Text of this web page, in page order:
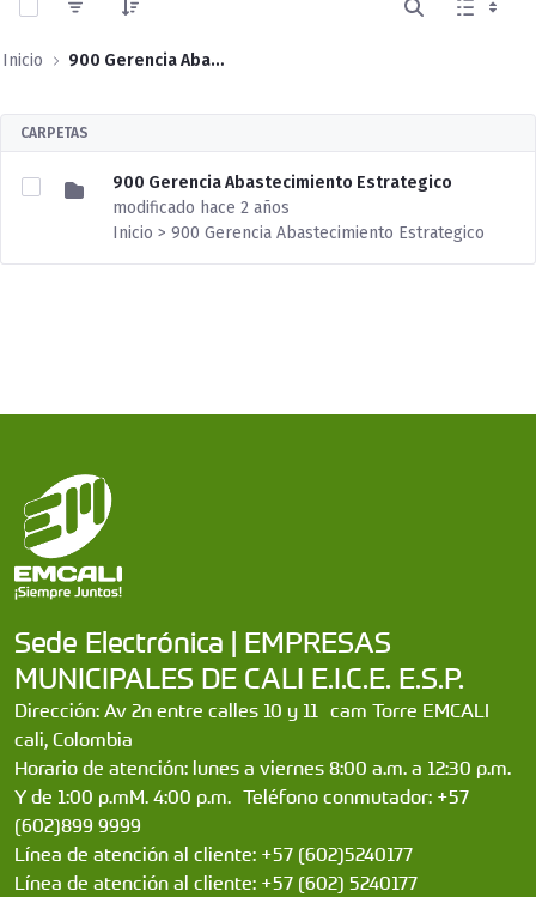
Inicio 900 Gerencia Abastecimiento Estrategico
CARPETAS
900 Gerencia Abastecimiento Estrategico
modificado hace 2 años
Inicio > 900 Gerencia Abastecimiento Estrategico
Sede Electrónica | EMPRESAS
MUNICIPALES DE CALI E.I.C.E. E.S.P.
Dirección: Av 2n entre calles 10 y 11 cam Torre EMCALI
cali, Colombia
Horario de atención: lunes a viernes 8:00 a.m. a 12:30 p.m.
Y de 1:00 p.mM. 4:00 p.m. Teléfono conmutador: +57
(602)899 9999
Línea de atención al cliente: +57 (602)5240177
Línea de atención al cliente: +57 (602) 5240177